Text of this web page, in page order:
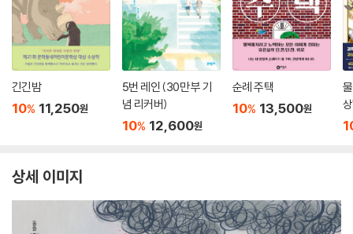
긴긴밤
10% 11,250원
5번 레인 (30만 부 기
념 리커버)
10% 12,600원
순례 주택
10% 13,500원
상세 이미지